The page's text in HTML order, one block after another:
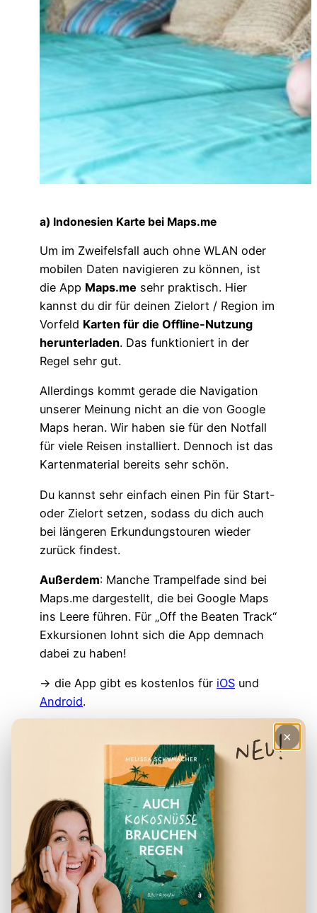
a) Indonesien Karte bei Maps.me
Um im Zweifelsfall auch ohne WLAN oder
mobilen Daten navigieren zu können, ist
die App Maps.me sehr praktisch. Hier
kannst du dir für deinen Zielort / Region im
Vorfeld Karten für die Offline-Nutzung
herunterladen. Das funktioniert in der
Regel sehr gut.
Allerdings kommt gerade die Navigation
unserer Meinung nicht an die von Google
Maps heran. Wir haben sie für den Notfall
für viele Reisen installiert. Dennoch ist das
Kartenmaterial bereits sehr schön.
Du kannst sehr einfach einen Pin für Start-
oder Zielort setzen, sodass du dich auch
bei längeren Erkundungstouren wieder
zurück findest.
Außerdem: Manche Trampelfade sind bei
Maps.me dargestellt, die bei Google Maps
ins Leere führen. Für „Off the Beaten Track“
Exkursionen lohnt sich die App demnach
dabei zu haben!
→ die App gibt es kostenlos für iOS und
Android.
Natürlich kannst du auch einfach Google
Maps zur Navigation nutzen. Wir haben es
oft einfach so gemacht, dass wir eine
Route aus dem Wifi geladen haben oder
mobile Daten einerlokalen Simkarte
nutzen.
Damit ist die Navigation dann auch im
gewohnten Stil sehr einfach und
×